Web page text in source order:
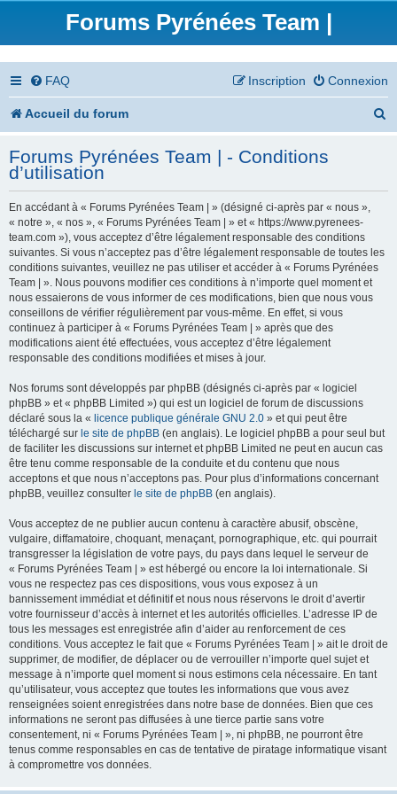
Forums Pyrénées Team |
FAQ Connexion
Inscription
Accueil du forum
h
Forums Pyrénées Team | - Conditions
d’utilisation
En accédant à « Forums Pyrénées Team | » (désigné ci-après par « nous »,
« notre », « nos », « Forums Pyrénées Team | » et « https://www.pyrenees-
team.com »), vous acceptez d’être légalement responsable des conditions
suivantes. Si vous n’acceptez pas d’être légalement responsable de toutes les
conditions suivantes, veuillez ne pas utiliser et accéder à « Forums Pyrénées
Team | ». Nous pouvons modifier ces conditions à n’importe quel moment et
nous essaierons de vous informer de ces modifications, bien que nous vous
conseillons de vérifier régulièrement par vous-même. En effet, si vous
continuez à participer à « Forums Pyrénées Team | » après que des
modifications aient été effectuées, vous acceptez d’être légalement
responsable des conditions modifiées et mises à jour.
Nos forums sont développés par phpBB (désignés ci-après par « logiciel
phpBB » et « phpBB Limited ») qui est un logiciel de forum de discussions
déclaré sous la « licence publique générale GNU 2.0 » et qui peut être
téléchargé sur le site de phpBB (en anglais). Le logiciel phpBB a pour seul but
de faciliter les discussions sur internet et phpBB Limited ne peut en aucun cas
être tenu comme responsable de la conduite et du contenu que nous
acceptons et que nous n’acceptons pas. Pour plus d’informations concernant
phpBB, veuillez consulter le site de phpBB (en anglais).
Vous acceptez de ne publier aucun contenu à caractère abusif, obscène,
vulgaire, diffamatoire, choquant, menaçant, pornographique, etc. qui pourrait
transgresser la législation de votre pays, du pays dans lequel le serveur de
« Forums Pyrénées Team | » est hébergé ou encore la loi internationale. Si
vous ne respectez pas ces dispositions, vous vous exposez à un
bannissement immédiat et définitif et nous nous réservons le droit d’avertir
votre fournisseur d’accès à internet et les autorités officielles. L’adresse IP de
tous les messages est enregistrée afin d’aider au renforcement de ces
conditions. Vous acceptez le fait que « Forums Pyrénées Team | » ait le droit de
supprimer, de modifier, de déplacer ou de verrouiller n’importe quel sujet et
message à n’importe quel moment si nous estimons cela nécessaire. En tant
qu’utilisateur, vous acceptez que toutes les informations que vous avez
renseignées soient enregistrées dans notre base de données. Bien que ces
informations ne seront pas diffusées à une tierce partie sans votre
consentement, ni « Forums Pyrénées Team | », ni phpBB, ne pourront être
tenus comme responsables en cas de tentative de piratage informatique visant
à compromettre vos données.